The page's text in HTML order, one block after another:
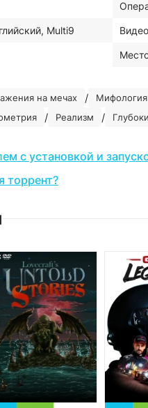
Multi9
на мечах / Мифология
/ Реализм /
с установкой и
торрент?